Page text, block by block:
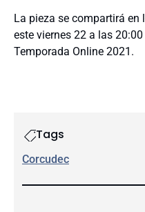
La pieza se compartirá en
este viernes 22 a las
Temporada Online 2021.
Tags
Corcudec